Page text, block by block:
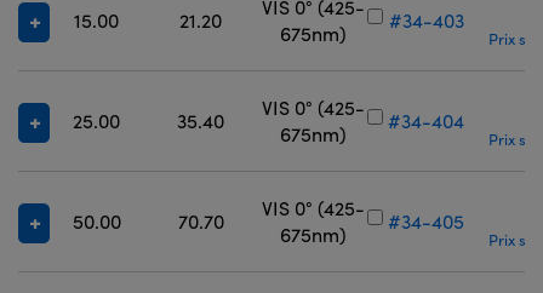
15.00 21.20
VIS 0° (425-
675nm)
#34-403
Prix
25.00 35.40
VIS 0° (425-
675nm)
#34-404
Prix
50.00 70.70
VIS 0° (425-
675nm)
#34-405
Prix